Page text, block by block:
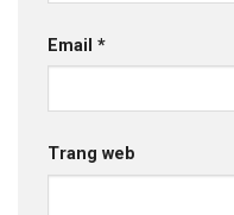
Email *
Trang web